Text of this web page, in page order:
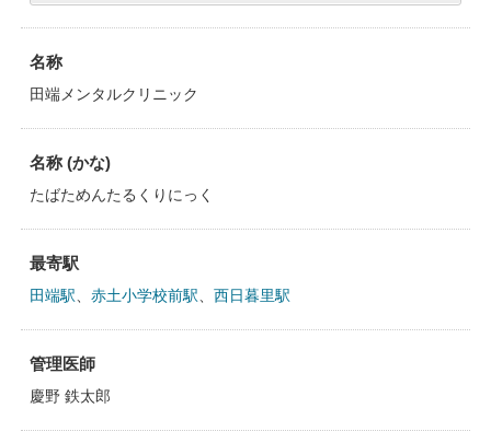
名称
田端メンタルクリニック
名称 (かな)
たばためんたるくりにっく
最寄駅
田端駅 赤土小学校前駅 西日暮里駅
管理医師
慶野 鉄太郎